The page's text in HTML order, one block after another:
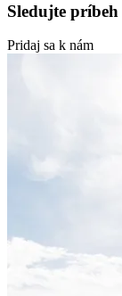
Sledujte príbeh
Pridaj sa k nám